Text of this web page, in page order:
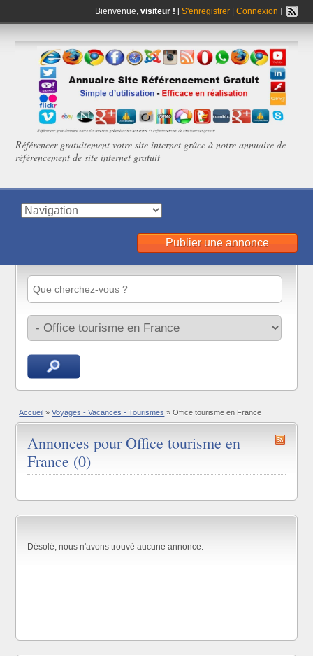
Bienvenue, visiteur ! [S'enregistrer| Connexion ]
Référencer gratuitement votre site internet grâce à notre annuaire de
référencement de site internet gratuit
Publier une annonce
Accueil » Voyages - Vacances - Tourismes » Office tourisme en France
Annonces pour Office tourisme en
France (0)
Désolé, nous n'avons trouvé aucune annonce.